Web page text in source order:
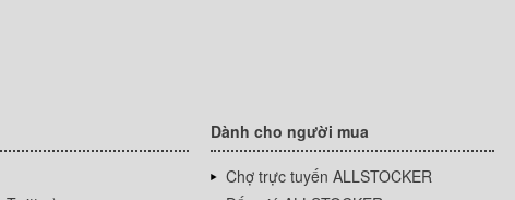
Dành cho người mua
Chợ trực tuyến ALLSTOCKER